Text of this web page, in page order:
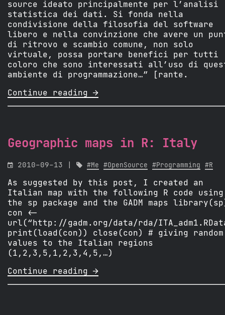
source ideato principalmente per l’analisi
statistica dei dati. Si fonda nella
condivisione della filosofia del software
libero e nella convinzione che avere un
di ritrovo e scambio comune, non solo
virtuale, possa portare benefici per tutti
coloro che sono interessati all’uso di
ambiente di programmazione…” [rante.
Continue reading 
Geographic maps in R: Italy
 2010-09-13 |  #Me #OpenSource #Programming #R
As suggested by this post, I created an
Italian map with the following R code using
the sp package and the GADM maps
con <-
url(“http://gadm.org/data/rda/
print(load(con)) close(con) # giving random
values to the Italian regions
(1,2,3,5,1,2,3,4,5,…)
Continue reading 